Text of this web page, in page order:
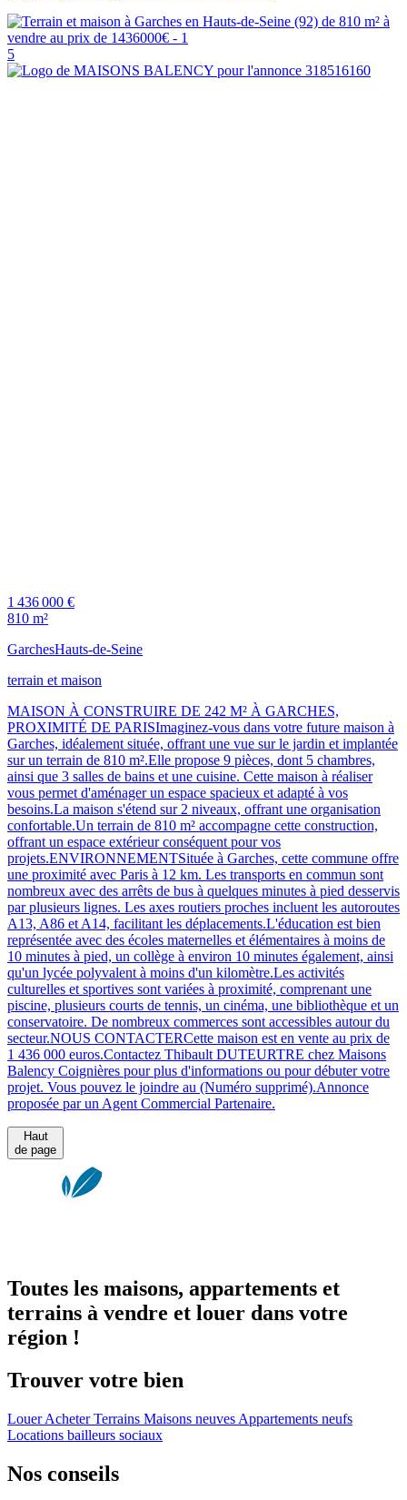
5
1 436 000 €
810 m²
GarchesHauts-de-Seine
terrain et maison
MAISON À CONSTRUIRE DE 242 M² À GARCHES,
PROXIMITÉ DE PARISImaginez-vous dans votre future maison à
Garches, idéalement située, offrant une vue sur le jardin et implantée
sur un terrain de 810 m².Elle propose 9 pièces, dont 5 chambres,
ainsi que 3 salles de bains et une cuisine. Cette maison à réaliser
vous permet d'aménager un espace spacieux et adapté à vos
besoins.La maison s'étend sur 2 niveaux, offrant une organisation
confortable.Un terrain de 810 m² accompagne cette construction,
offrant un espace extérieur conséquent pour vos
projets.ENVIRONNEMENTSituée à Garches, cette commune offre
une proximité avec Paris à 12 km. Les transports en commun sont
nombreux avec des arrêts de bus à quelques minutes à pied desservis
par plusieurs lignes. Les axes routiers proches incluent les autoroutes
A13, A86 et A14, facilitant les déplacements.L'éducation est bien
représentée avec des écoles maternelles et élémentaires à moins de
10 minutes à pied, un collège à environ 10 minutes également, ainsi
qu'un lycée polyvalent à moins d'un kilomètre.Les activités
culturelles et sportives sont variées à proximité, comprenant une
piscine, plusieurs courts de tennis, un cinéma, une bibliothèque et un
conservatoire. De nombreux commerces sont accessibles autour du
secteur.NOUS CONTACTERCette maison est en vente au prix de
1 436 000 euros.Contactez Thibault DUTEURTRE chez Maisons
Balency Coignières pour plus d'informations ou pour débuter votre
projet. Vous pouvez le joindre au (Numéro supprimé).Annonce
proposée par un Agent Commercial Partenaire.
Haut
de page
Toutes les maisons, appartements et
terrains à vendre et louer dans votre
région !
Trouver votre bien
LouerAcheterTerrains Maisons neuves Appartements neufs
Locations bailleurs sociaux
Nos conseils